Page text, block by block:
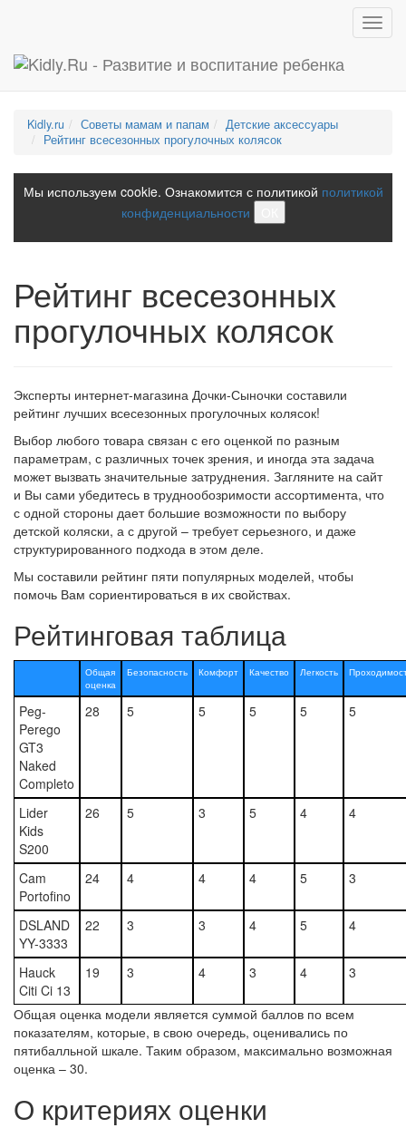
Kidly.ru Советы мамам и папам
Детские аксессуары
Рейтинг всесезонных прогулочных колясок
Мы используем cookie. Ознакомится с политикой политикой
конфиденциальности
Рейтинг всесезонных
прогулочных колясок
Эксперты интернет-магазина Дочки-Сыночки составили
рейтинг лучших всесезонных прогулочных колясок!
Выбор любого товара связан с его оценкой по разным
параметрам, с различных точек зрения, и иногда эта задача
может вызвать значительные затруднения. Загляните на сайт
и Вы сами убедитесь в труднообозримости ассортимента, что
с одной стороны дает большие возможности по выбору
детской коляски, а с другой – требует серьезного, и даже
структурированного подхода в этом деле.
Мы составили рейтинг пяти популярных моделей, чтобы
помочь Вам сориентироваться в их свойствах.
Рейтинговая таблица
Общая
оценка
Безопасность Комфорт Качество Легкость
Peg-
Perego
GT3
Naked
Completo
28 5 5 5 5 5
Lider
Kids
S200
26 5 3 5 4 4
Cam
Portofino
24 4 4 4 5 3
DSLAND
YY-3333
22 3 3 4 5 4
Hauck
Citi Ci 13
19 3 4 3 4 3
Общая оценка модели является суммой баллов по всем
показателям, которые, в свою очередь, оценивались по
пятибалльной шкале. Таким образом, максимально возможная
оценка – 30.
О критериях оценки